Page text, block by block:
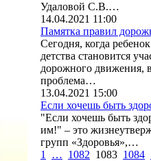
Удаловой С.В.…
14.04.2021 11:00
Памятка правил
Сегодня, когда
детства становится
дорожного движения,
проблема…
13.04.2021 15:00
Если хочешь быть
"Если хочешь быть
им!" – это
групп «Здоровья»,…
1
… 1082 1083 1084